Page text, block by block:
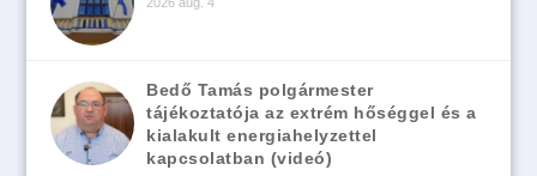
Bedő Tamás polgármester
tájékoztatója az extrém hőséggel és a
kialakult energiahelyzettel
kapcsolatban (videó)